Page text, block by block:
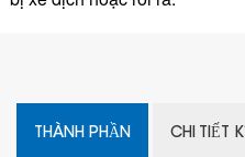
THÀNH PHẦN CHI TIẾT